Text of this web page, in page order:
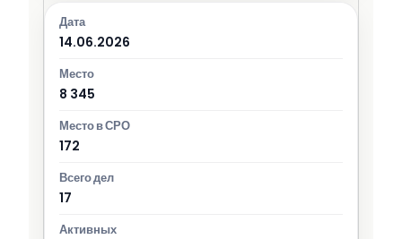
14.06.2026
8 345
172
17